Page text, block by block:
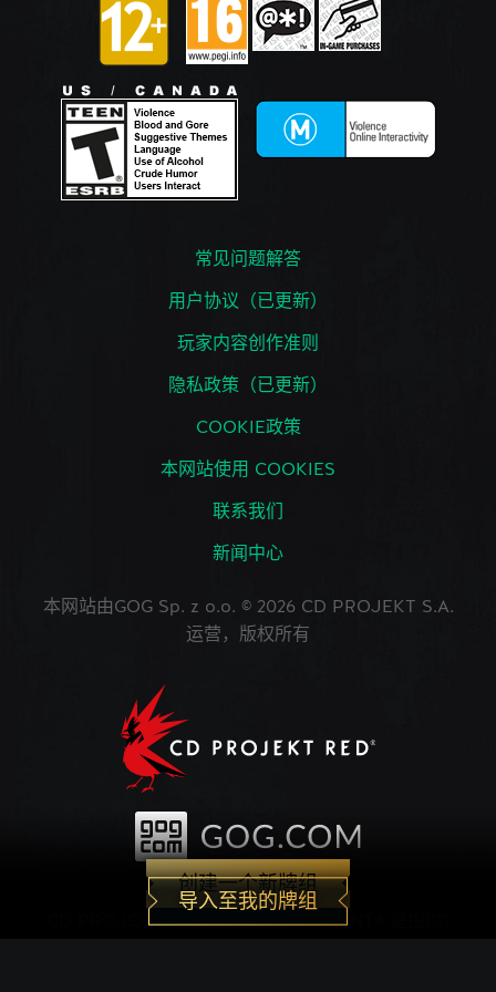
创建一个新牌组
导入至我的牌组
常见问题解答
用户协议（已更新）
玩家内容创作准则
隐私政策（已更新）
COOKIE政策
本网站使用 COOKIES
联系我们
新闻中心
本网站由GOG Sp. z o.o. © 2026 CD PROJEKT S.A.
运营，版权所有
CD PROJEKT®, The Witcher®, GWENT® 是由CD